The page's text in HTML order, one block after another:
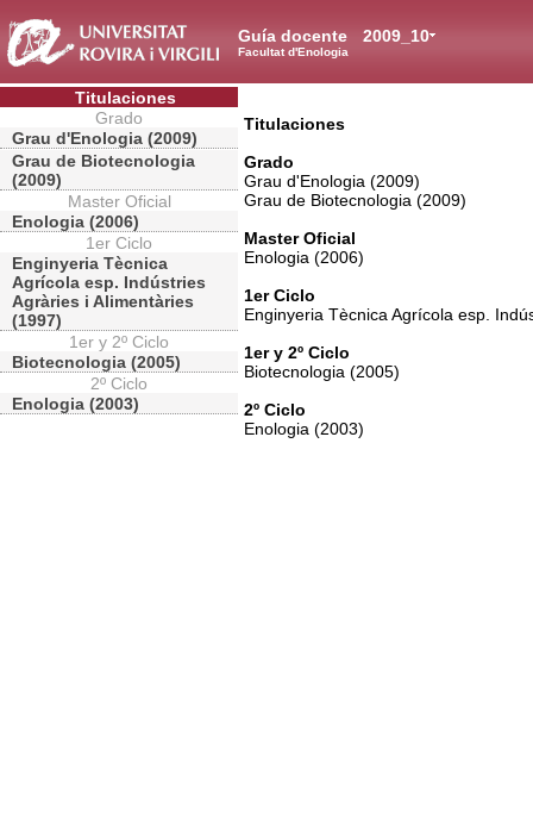
2009_10
Guía docente
Facultat d'Enologia
Titulaciones
Grado
Grau d'Enologia (2009)
Grau de Biotecnologia
(2009)
Master Oficial
Enologia (2006)
1er Ciclo
Enginyeria Tècnica
Agrícola esp. Indústries
Agràries i Alimentàries
(1997)
1er y 2º Ciclo
Biotecnologia (2005)
2º Ciclo
Enologia (2003)
Titulaciones
Grado
Grau d'Enologia (2009)
Grau de Biotecnologia (2009)
Master Oficial
Enologia (2006)
1er Ciclo
Enginyeria Tècnica Agrícola esp.
1er y 2º Ciclo
Biotecnologia (2005)
2º Ciclo
Enologia (2003)